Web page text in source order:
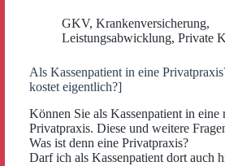
GKV, Krankenversicherung,
Leistungsabwicklung, Private
Als Kassenpatient in eine
kostet eigentlich?]
Können Sie als Kassenpatient in eine
Privatpraxis. Diese und weitere
Was ist denn eine Privatpraxis?
Darf ich als Kassenpatient dort auch